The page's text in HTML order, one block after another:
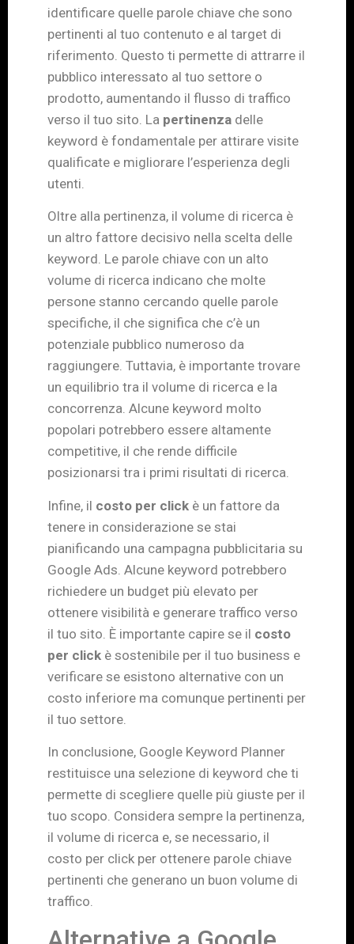
identificare quelle parole chiave che sono
pertinenti al tuo contenuto e al target di
riferimento. Questo ti permette di attrarre il
pubblico interessato al tuo settore o
prodotto, aumentando il flusso di traffico
verso il tuo sito. La pertinenza delle
keyword è fondamentale per attirare visite
qualificate e migliorare l’esperienza degli
utenti.
Oltre alla pertinenza, il volume di ricerca è
un altro fattore decisivo nella scelta delle
keyword. Le parole chiave con un alto
volume di ricerca indicano che molte
persone stanno cercando quelle parole
specifiche, il che significa che c’è un
potenziale pubblico numeroso da
raggiungere. Tuttavia, è importante trovare
un equilibrio tra il volume di ricerca e la
concorrenza. Alcune keyword molto
popolari potrebbero essere altamente
competitive, il che rende difficile
posizionarsi tra i primi risultati di ricerca.
Infine, il costo per click è un fattore da
tenere in considerazione se stai
pianificando una campagna pubblicitaria su
Google Ads. Alcune keyword potrebbero
richiedere un budget più elevato per
ottenere visibilità e generare traffico verso
il tuo sito. È importante capire se il costo
per click è sostenibile per il tuo business e
verificare se esistono alternative con un
costo inferiore ma comunque pertinenti per
il tuo settore.
In conclusione, Google Keyword Planner
restituisce una selezione di keyword che ti
permette di scegliere quelle più giuste per il
tuo scopo. Considera sempre la pertinenza,
il volume di ricerca e, se necessario, il
costo per click per ottenere parole chiave
pertinenti che generano un buon volume di
traffico.